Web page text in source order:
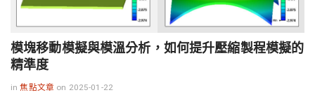
模塊移動模擬與模溫分析，如何提升壓縮製程模擬的
精準度
in焦點文章 on 2025-01-22